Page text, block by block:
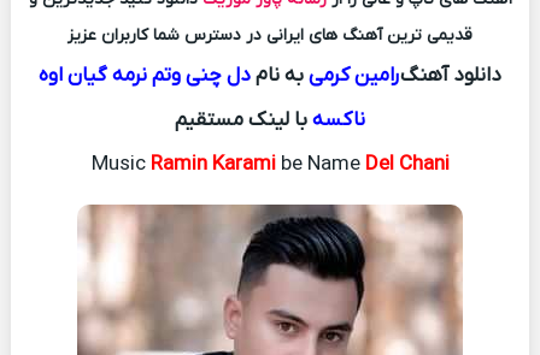
قدیمی ترین آهنگ های ایرانی در دسترس شما کاربران عزیز
دانلود آهنگرامین کرمیبه نامدل چنی وتم نرمه گیان اوه
ناکسهبا لینک مستقیم
MusicRamin Karami be NameDel Chani